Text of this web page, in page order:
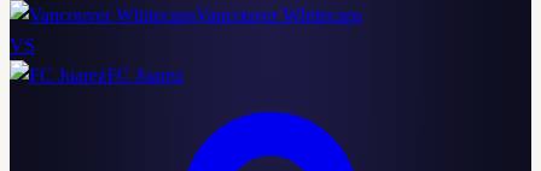
Vancouver Whitecaps
VS
FC Juarez